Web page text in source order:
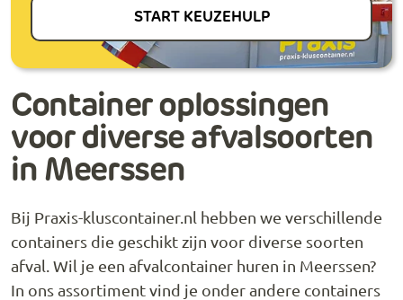
START KEUZEHULP
Container oplossingen
voor diverse afvalsoorten
in Meerssen
Bij Praxis-kluscontainer.nl hebben we verschillende
containers die geschikt zijn voor diverse soorten
afval. Wil je een afvalcontainer huren in Meerssen?
In ons assortiment vind je onder andere containers